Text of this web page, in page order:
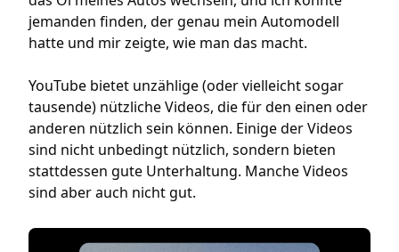
jemanden finden, der genau mein Automodell
hatte und mir zeigte, wie man das macht.
YouTube bietet unzählige (oder vielleicht sogar
tausende) nützliche Videos, die für den einen oder
anderen nützlich sein können. Einige der Videos
sind nicht unbedingt nützlich, sondern bieten
stattdessen gute Unterhaltung. Manche Videos
sind aber auch nicht gut.